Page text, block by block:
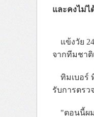
และคงไม่ไ
แข้งวัย
จากทีมชาติ
ทิมเบอร์
รับการตรว
"ตอนนี้ผม